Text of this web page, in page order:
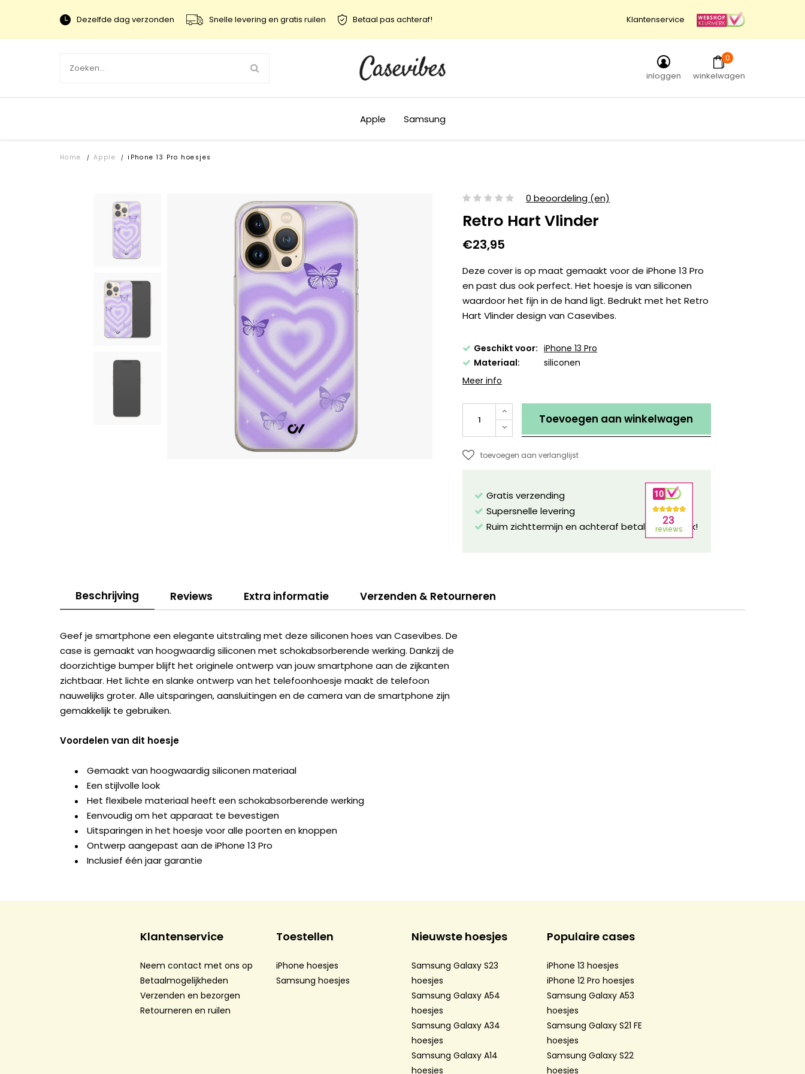
Dezelfde dag verzonden Snelle levering en gratis ruilen Betaal pas achteraf! Klantenservice
inloggen
0
winkelwagen
Apple Samsung
Home / Apple / iPhone 13 Pro hoesjes
0 beoordeling (en)
Retro Hart Vlinder
€23,95
Deze cover is op maat gemaakt voor de iPhone 13 Pro
en past dus ook perfect. Het hoesje is van siliconen
waardoor het fijn in de hand ligt. Bedrukt met het Retro
Hart Vlinder design van Casevibes.
Geschikt voor: iPhone 13 Pro
Materiaal:
siliconen
Meer info
Toevoegen aan winkelwagen
toevoegen aan verlanglijst
Gratis verzending
Supersnelle levering
Ruim zichttermijn en achteraf betalen mogelijk!
Beschrijving Reviews Extra informatie Verzenden & Retourneren
Geef je smartphone een elegante uitstraling met deze siliconen hoes van Casevibes. De
case is gemaakt van hoogwaardig siliconen met schokabsorberende werking. Dankzij de
doorzichtige bumper blijft het originele ontwerp van jouw smartphone aan de zijkanten
zichtbaar. Het lichte en slanke ontwerp van het telefoonhoesje maakt de telefoon
nauwelijks groter. Alle uitsparingen, aansluitingen en de camera van de smartphone zijn
gemakkelijk te gebruiken.
Voordelen van dit hoesje
Gemaakt van hoogwaardig siliconen materiaal
Een stijlvolle look
Het flexibele materiaal heeft een schokabsorberende werking
Eenvoudig om het apparaat te bevestigen
Uitsparingen in het hoesje voor alle poorten en knoppen
Ontwerp aangepast aan de iPhone 13 Pro
Inclusief één jaar garantie
Klantenservice
Neem contact met ons op
Betaalmogelijkheden
Verzenden en bezorgen
Retourneren en ruilen
Toestellen
iPhone hoesjes
Samsung hoesjes
Nieuwste hoesjes
Samsung Galaxy S23
hoesjes
Samsung Galaxy A54
hoesjes
Samsung Galaxy A34
hoesjes
Samsung Galaxy A14
hoesjes
Populaire cases
iPhone 13 hoesjes
iPhone 12 Pro hoesjes
Samsung Galaxy A53
hoesjes
Samsung Galaxy S21 FE
hoesjes
Samsung Galaxy S22
hoesjes